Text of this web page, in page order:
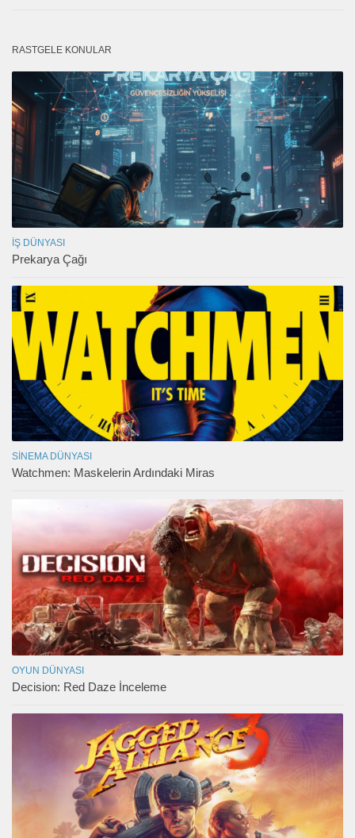
RASTGELE KONULAR
İŞ DÜNYASI
Prekarya Çağı
SINEMA DÜNYASI
Watchmen: Maskelerin Ardındaki Miras
OYUN DÜNYASI
Decision: Red Daze İnceleme